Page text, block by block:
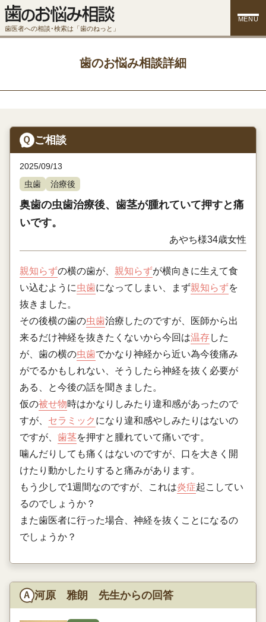
歯医者への相談･検索は「歯のねっと」
MENU
歯のお悩み相談詳細
ご相談
2025/09/13
虫歯
治療後
奥歯の虫歯治療後、歯茎が腫れていて押すと痛
いです。
あやち様34歳女性
親知らずの横の歯が、 親知らずが横向きに生えて食
い込むように虫歯になってしまい、まず親知らずを
抜きました。
その後横の歯の虫歯治療したのですが、医師から出
来るだけ神経を抜きたくないから今回は温存した
が、歯の横の虫歯でかなり神経から近い為今後痛み
がでるかもしれない、そうしたら神経を抜く必要が
ある、と今後の話を聞きました。
仮の被せ物時はかなりしみたり違和感があったので
すが、 セラミック になり違和感やしみたりはないの
ですが、 歯茎を押すと腫れていて痛いです。
噛んだりしても痛くはないのですが、口を大きく開
けたり動かしたりすると痛みがあります。
もう少しで1週間なのですが、これは炎症起こしてい
るのでしょうか？
また歯医者に行った場合、神経を抜くことになるの
でしょうか？
河原 雅朗 先生からの回答